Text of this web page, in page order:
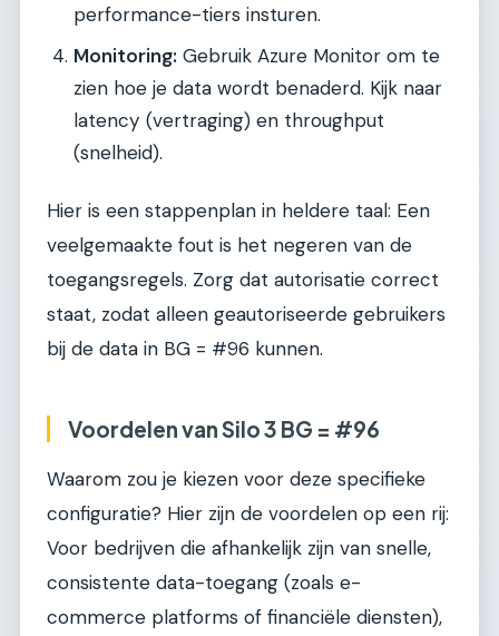
performance-tiers insturen.
Monitoring: Gebruik Azure Monitor om te
zien hoe je data wordt benaderd. Kijk naar
latency (vertraging) en throughput
(snelheid).
Hier is een stappenplan in heldere taal: Een
veelgemaakte fout is het negeren van de
toegangsregels. Zorg dat autorisatie correct
staat, zodat alleen geautoriseerde gebruikers
bij de data in BG = #96 kunnen.
Voordelen van Silo 3 BG = #96
Waarom zou je kiezen voor deze specifieke
configuratie? Hier zijn de voordelen op een rij:
Voor bedrijven die afhankelijk zijn van snelle,
consistente data-toegang (zoals e-
commerce platforms of financiële diensten),